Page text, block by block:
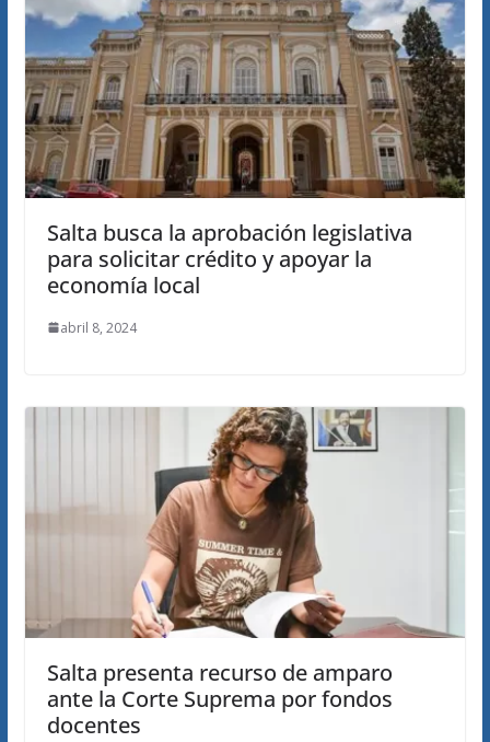
Salta busca la aprobación legislativa
para solicitar crédito y apoyar la
economía local
abril 8, 2024
Salta presenta recurso de amparo
ante la Corte Suprema por fondos
docentes